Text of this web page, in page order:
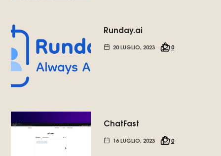
Runday.ai
20 LUGLIO, 2023 0
ChatFast
16 LUGLIO, 2023 0